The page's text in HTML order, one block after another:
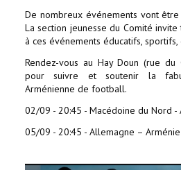
De nombreux événements vont
La section jeunesse du Comité
à ces événements éducatifs,
Rendez-vous au Hay Doun (rue
pour suivre et soutenir la
Arménienne de football.
02/09 - 20:45 - Macédoine du Nord -
05/09 - 20:45 - Allemagne – Arménie